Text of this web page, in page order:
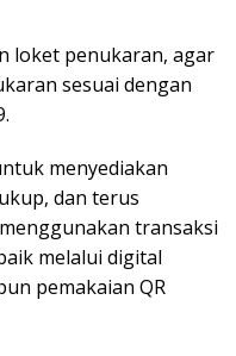
loket penukaran, agar
sesuai dengan
menyediakan
dan terus
transaksi
melalui digital
pemakaian QR